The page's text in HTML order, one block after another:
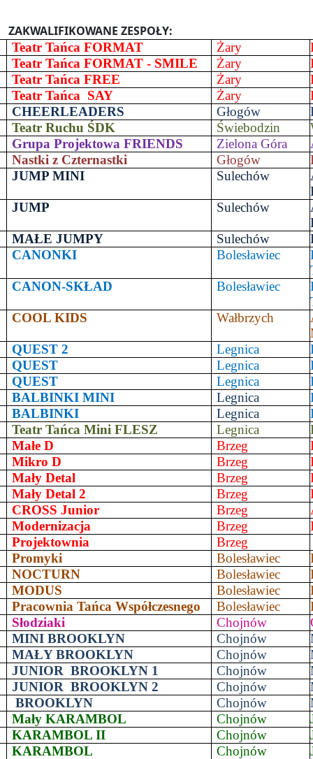
ZAKWALIFIKOWANE ZESPOŁY:
Teatr Tańca FORMAT Żary
Teatr Tańca FORMAT - SMILE
Żary
Teatr Tańca FREE
Żary
Teatr Tańca SAY Żary
CHEERLEADERS
Głogów
Teatr Ruchu ŚDK
Świebodzin
Grupa Projektowa FRIENDS
Zielona Góra
Nastki z Czternastki
Głogów
JUMP MINI
Sulechów
JUMP Sulechów
MAŁE JUMPY
Sulechów
CANONKI Bolesławiec
CANON-SKŁAD Bolesławiec
COOL KIDS Wałbrzych
QUEST 2 Legnica
QUEST Legnica
QUEST Legnica
BALBINKI MINI Legnica
BALBINKI Legnica
Teatr Tańca Mini FLESZ Legnica
Małe D Brzeg
Mikro D Brzeg
Mały Detal Brzeg
Mały Detal 2 Brzeg
CROSS Junior Brzeg
Modernizacja Brzeg
Projektownia
Brzeg
Promyki Bolesławiec
NOCTURN Bolesławiec
MODUS Bolesławiec
Pracownia Tańca Współczesnego Bolesławiec
Słodziaki Chojnów
MINI BROOKLYN Chojnów
MAŁY BROOKLYN Chojnów
JUNIOR BROOKLYN 1 Chojnów
JUNIOR BROOKLYN 2 Chojnów
BROOKLYN Chojnów
Mały KARAMBOL Chojnów
KARAMBOL II Chojnów
KARAMBOL Chojnów